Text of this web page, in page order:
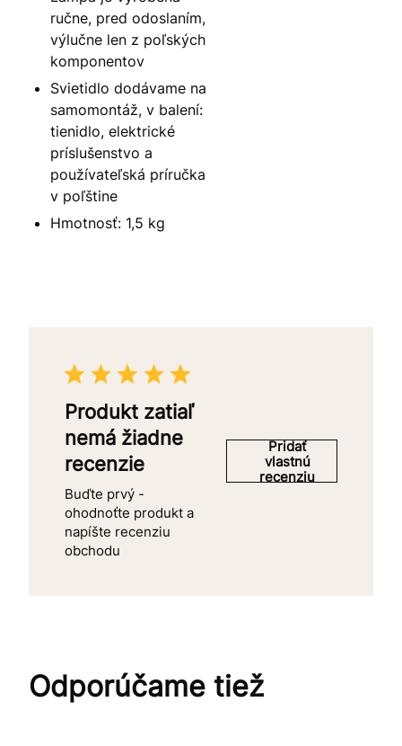
ručne, pred odoslaním,
výlučne len z poľských
komponentov
Svietidlo dodávame na
samomontáž, v balení:
tienidlo, elektrické
príslušenstvo a
používateľská príručka
v poľštine
Hmotnosť: 1,5 kg
Produkt zatiaľ
nemá žiadne
recenzie
Buďte prvý -
ohodnoťte produkt a
napíšte recenziu
obchodu
Pridať
vlastnú
recenziu
Odporúčame tiež